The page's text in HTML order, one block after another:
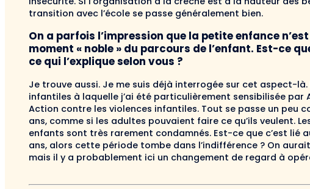
transition avec l’école se passe généralement bien.
On a parfois l’impression que la petite enfance
moment « noble » du parcours de l’enfant. Est-ce
ce qui l’explique selon vous ?
Je trouve aussi. Je me suis déjà interrogée sur cet aspect-
infantiles à laquelle j’ai été particulièrement sensibi­lisée
Action contre les violences infantiles. Tout se passe un peu
ans, comme si les adultes pouvaient faire ce qu’ils veulent.
enfants sont très rarement condamnés. Est-ce que c’est lié
ans, alors cette période tombe dans l’indifférence ? On
mais il y a probablement ici un changement de re­gard à